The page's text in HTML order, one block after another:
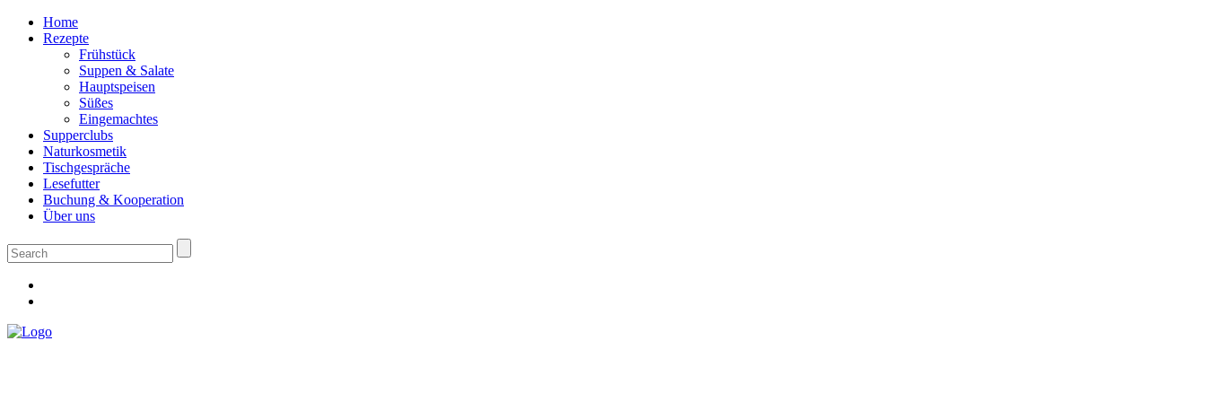
Home
Rezepte
Frühstück
Suppen & Salate
Hauptspeisen
Süßes
Eingemachtes
Supperclubs
Naturkosmetik
Tischgespräche
Lesefutter
Buchung & Kooperation
Über uns